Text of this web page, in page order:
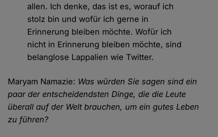
allen. Ich denke, das ist es, worauf ich
stolz bin und wofür ich gerne in
Erinnerung bleiben möchte. Wofür ich
nicht in Erinnerung bleiben möchte, sind
belanglose Lappalien wie Twitter.
Maryam Namazie: Was würden Sie sagen sind ein
paar der entscheidendsten Dinge, die die Leute
überall auf der Welt brauchen, um ein gutes Leben
zu führen?